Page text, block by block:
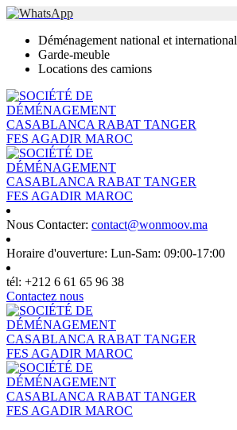
Déménagement national et international
Garde-meuble
Locations des camions
Nous Contacter: contact@wonmoov.ma
Horaire d'ouverture: Lun-Sam: 09:00-17:00
tél: +212 6 61 65 96 38
Contactez nous